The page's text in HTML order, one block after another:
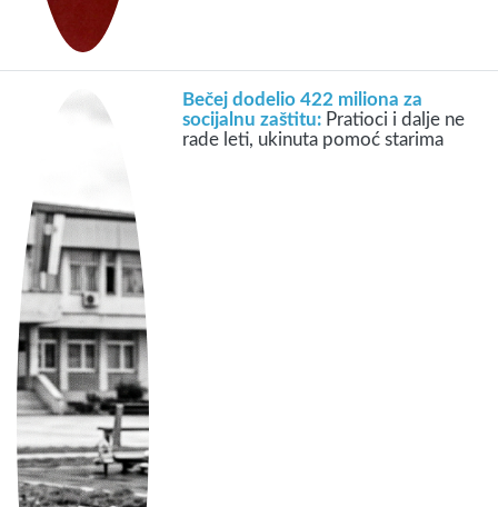
Bečej dodelio 422 miliona za
socijalnu zaštitu: Pratioci i dalje ne
rade leti, ukinuta pomoć starima